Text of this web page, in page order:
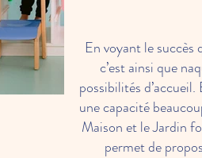
En voyant le succès
c’est ainsi que
possibilités
une capacité
Maison et le Jardin
permet de